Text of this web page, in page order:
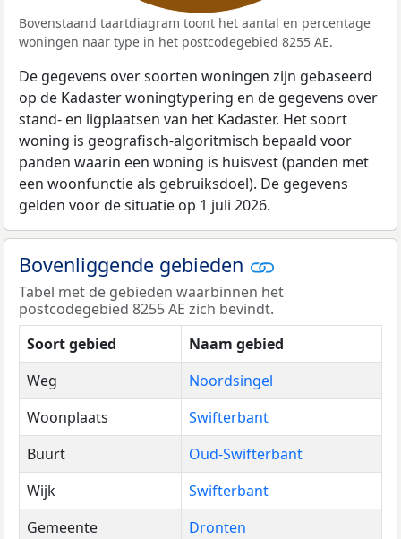
Bovenstaand taartdiagram toont het aantal en percentage
woningen naar type in het postcodegebied 8255 AE.
De gegevens over soorten woningen zijn gebaseerd
op de Kadaster woningtypering en de gegevens over
stand- en ligplaatsen van het Kadaster. Het soort
woning is geografisch-algoritmisch bepaald voor
panden waarin een woning is huisvest (panden met
een woonfunctie als gebruiksdoel). De gegevens
gelden voor de situatie op 1 juli 2026.
Bovenliggende gebieden
Tabel met de gebieden waarbinnen het
postcodegebied 8255 AE zich bevindt.
Soort gebied
Naam gebied
Weg
Noordsingel
Woonplaats
Swifterbant
Buurt
Oud-Swifterbant
Wijk
Swifterbant
Gemeente
Dronten